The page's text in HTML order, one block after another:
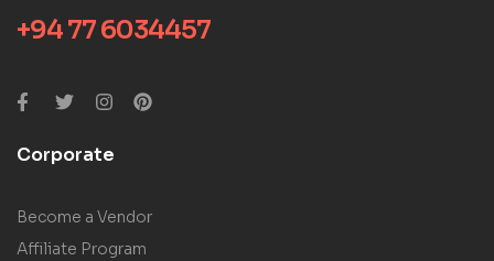
+94 77 6034457
Corporate
Become a Vendor
Affiliate Program